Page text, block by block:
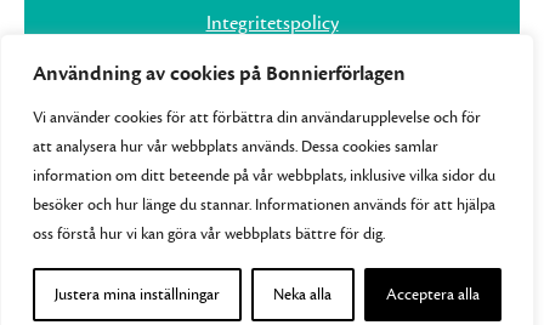
Användning av cookies på Bonnierförlagen
Vi använder cookies för att förbättra din användarupplevelse och för
att analysera hur vår webbplats används. Dessa cookies samlar
information om ditt beteende på vår webbplats, inklusive vilka sidor du
besöker och hur länge du stannar. Informationen används för att hjälpa
oss förstå hur vi kan göra vår webbplats bättre för dig.
Justera mina inställningar Neka alla Acceptera alla
Integritetspolicy